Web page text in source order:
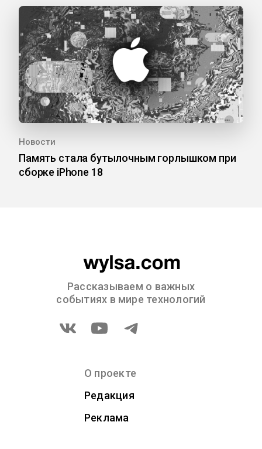
Новости
Память стала бутылочным горлышком при
сборке iPhone 18
Рассказываем о важных
событиях в мире технологий
О проекте
Редакция
Реклама